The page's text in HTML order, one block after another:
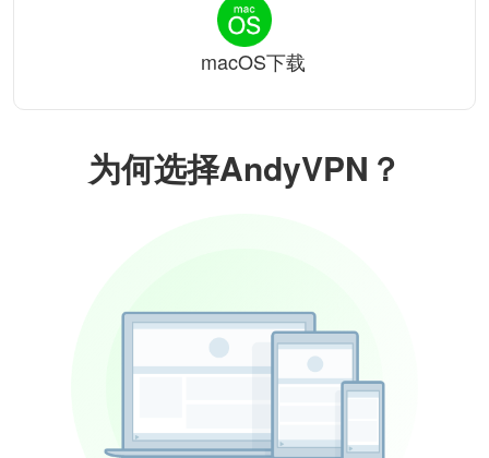
为何选择AndyVPN？
macOS下载